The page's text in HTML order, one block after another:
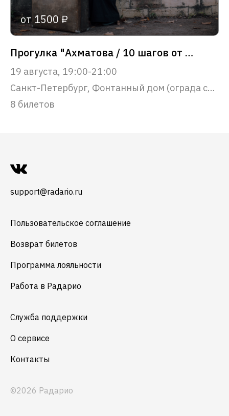
от 1500 ₽
Прогулка "Ахматова / 10 шагов от Фонтанного дома до Крестов"
19 августа, 19:00-21:00
Санкт-Петербург, Фонтанный дом (ограда со стороны набережной реки Фонтанки)
8 билетов
support@radario.ru
Пользовательское соглашение
Возврат билетов
Программа лояльности
Работа в Радарио
Служба поддержки
О сервисе
Контакты
©2026 Радарио